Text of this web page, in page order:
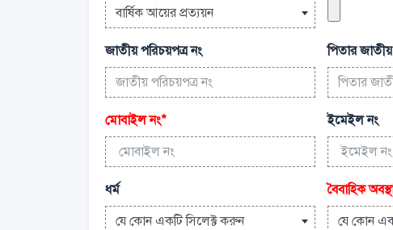
বার্ষিক আয়ের প্রত্যয়ন
জাতীয় পরিচয়পত্র নং পিতার
মোবাইল নং* ইমেইল নং
ধর্ম
যে কোন একটি সিলেক্ট করুন
বৈবাহিক
যে কোন